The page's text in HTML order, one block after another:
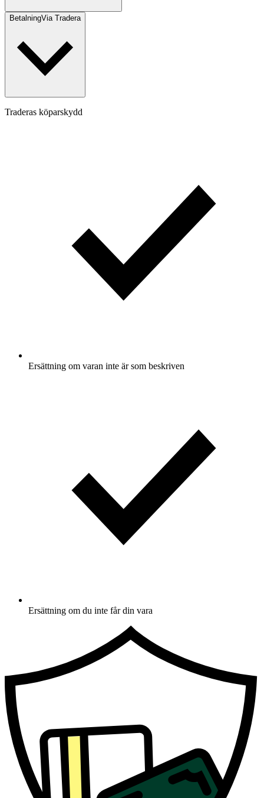
BetalningVia Tradera
Traderas köparskydd
Ersättning om varan inte är som beskriven
Ersättning om du inte får din vara